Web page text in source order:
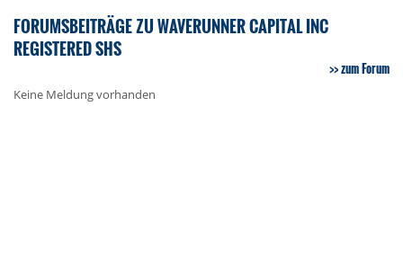
FORUMSBEITRÄGE ZU WAVERUNNER CAPITAL INC
REGISTERED SHS
zum Forum
Keine Meldung vorhanden